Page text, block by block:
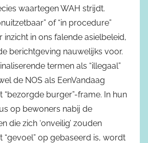
waartegen WAH strijdt.
of “in procedure”
inzicht in ons falende asielbeleid,
berichtgeving nauwelijks voor.
termen als “illegaal”
de NOS als EenVandaag
“bezorgde burger”-frame. In hun
op bewoners nabij de
die zich ‘onveilig’ zouden
“gevoel” op gebaseerd is, wordt